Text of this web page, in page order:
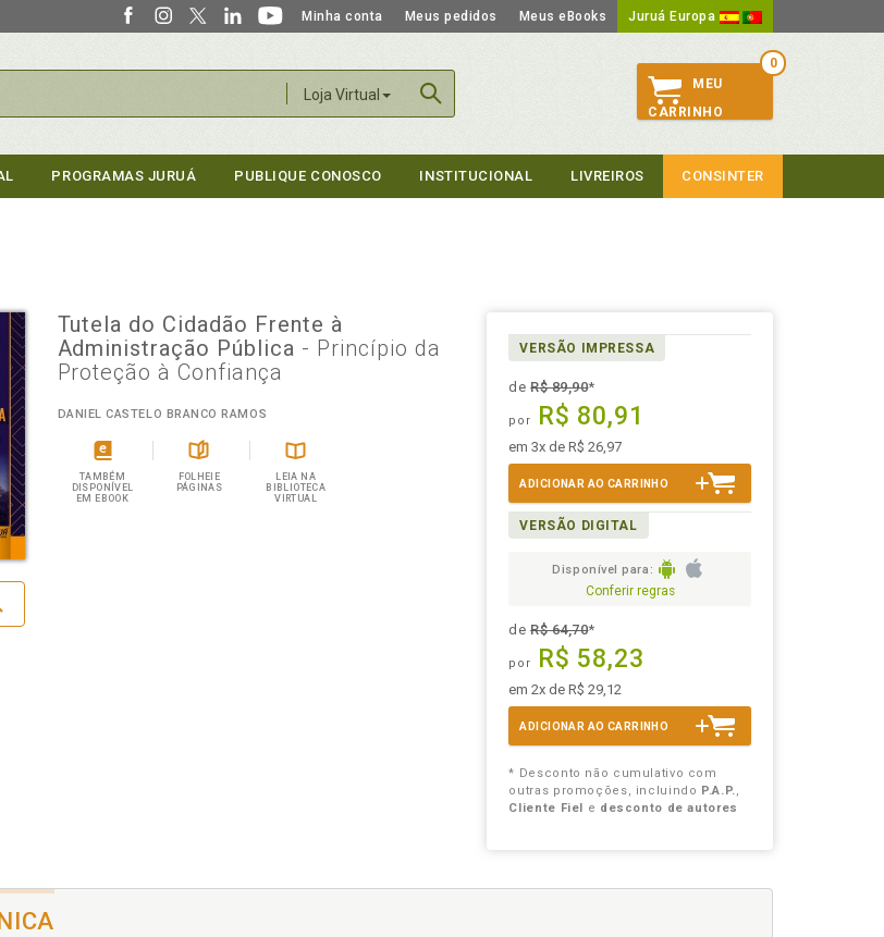
Minha conta Meus pedidos Meus eBooks Juruá Europa
Loja Virtual
0
MEU
CARRINHO
PROGRAMAS JURUÁ PUBLIQUE CONOSCO INSTITUCIONAL LIVREIROS CONSINTER
Tutela do Cidadão Frente à
Administração Pública - Princípio da
Proteção à Confiança
DANIEL CASTELO BRANCO RAMOS
TAMBÉM
DISPONÍVEL
EM EBOOK
FOLHEIE
PÁGINAS
LEIA NA
BIBLIOTECA
VIRTUAL
VERSÃO IMPRESSA
deR$ 89,90*
por R$ 80,91
em 3x de R$ 26,97
ADICIONAR AO CARRINHO
VERSÃO DIGITAL
Disponível para:
Conferir regras
deR$ 64,70*
por R$ 58,23
em 2x de R$ 29,12
ADICIONAR AO CARRINHO
* Desconto não cumulativo com
outras promoções, incluindo P.A.P.,
Cliente Fiel
e desconto de autores